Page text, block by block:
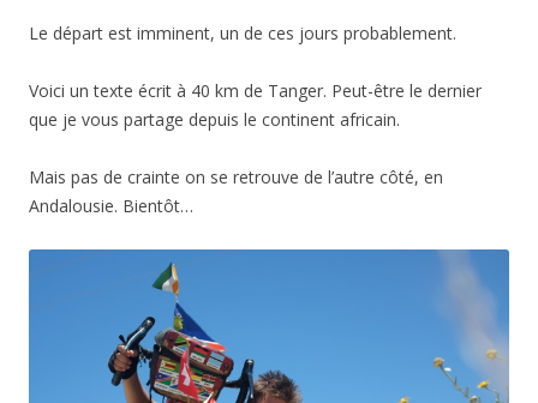
Le départ est imminent, un de ces jours probablement.
Voici un texte écrit à 40 km de Tanger. Peut-être le dernier
que je vous partage depuis le continent africain.
Mais pas de crainte on se retrouve de l’autre côté, en
Andalousie. Bientôt…